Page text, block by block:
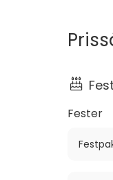
Vi
Fester